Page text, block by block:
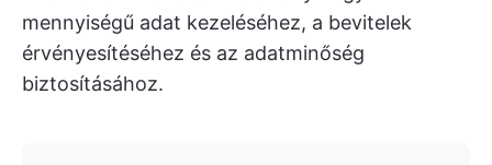
mennyiségű adat kezeléséhez, a bevitelek
érvényesítéséhez és az adatminőség
biztosításához.